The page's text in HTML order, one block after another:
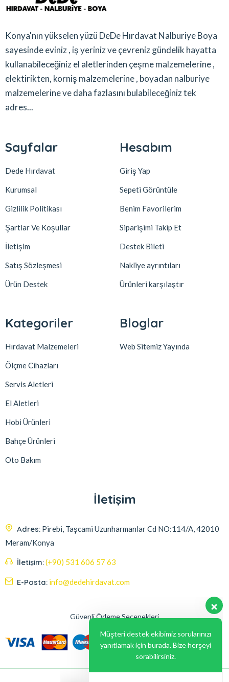
Konya'nın yükselen yüzü DeDe Hırdavat Nalburiye Boya
sayesinde eviniz , iş yeriniz ve çevreniz gündelik hayatta
kullanabileceğiniz el aletlerinden çeşme malzemelerine ,
elektirikten, korniş malzemelerine , boyadan nalburiye
malzemelerine ve daha fazlasını bulabileceğiniz tek
adres...
Sayfalar
Dede Hırdavat
Kurumsal
Gizlilik Politikası
Şartlar Ve Koşullar
İletişim
Satış Sözleşmesi
Ürün Destek
Hesabım
Giriş Yap
Sepeti Görüntüle
Benim Favorilerim
Siparişimi Takip Et
Destek Bileti
Nakliye ayrıntıları
Ürünleri karşılaştır
Kategoriler
Hırdavat Malzemeleri
Ölçme Cihazları
Servis Aletleri
El Aletleri
Hobi Ürünleri
Bahçe Ürünleri
Oto Bakım
Bloglar
Web Sitemiz Yayında
İletişim
Adres: Pirebi, Taşcami Uzunharmanlar Cd NO:114/A, 42010
Meram/Konya
İletişim:(+90) 531 606 57 63
E-Posta: info@dedehirdavat.com
Güvenli Ödeme Seçenekleri
yanıtlamak için burada. Bize herşeyi
sorabilirsiniz.